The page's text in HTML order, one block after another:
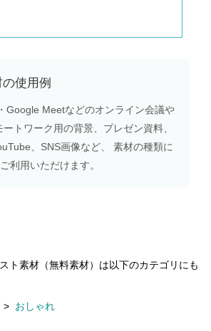
使用例
Google Meetなどのオンライン会議や
トワーク用の背景、プレゼン資料、
、SNS画像など、 素材の種類に
利用いただけます。
ト素材（無料素材）は以下のカテゴリにも
> おしゃれ